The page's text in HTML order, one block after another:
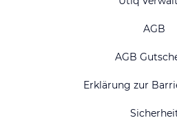
AGB
AGB
Erklärung zur